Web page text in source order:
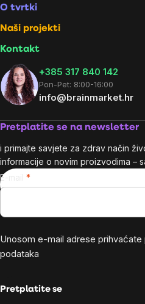
O tvrtki
Naši projekti
Kontakt
+385 317 840 142
Pon-Pet: 8:00-16:00
info@brainmarket.hr
Pretplatite se na newsletter
i primajte savjete za zdrav način
informacije o novim proizvodima –
E-mail
Unosom e-mail adrese prihvaćate
podataka
Pretplatite se